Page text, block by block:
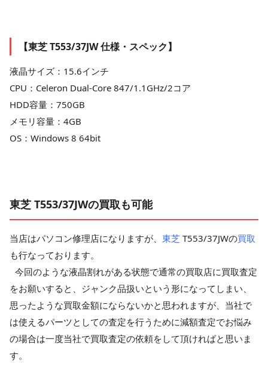
【東芝 T553/37JW 仕様・スペック】
液晶サイズ：15.6インチ
CPU：Celeron Dual-Core 847/1.1GHz/2コア
HDD容量：750GB
メモリ容量：4GB
OS：Windows 8 64bit
東芝 T553/37JWの買取も可能
当店はパソコン修理店になりますが、 東芝 T553/37JWの買取
も行なっております。
今回のような液晶割れがある状態で通常の買取店に買取査定
をお願いすると、ジャンク品扱いという形になってしまい、
思ったような買取金額にならないかと思われますが、当社で
は使えるパーツとしての査定を行うために減額査定でお悩み
の場合は一度当社で買取査定の依頼をして頂ければと思いま
す。